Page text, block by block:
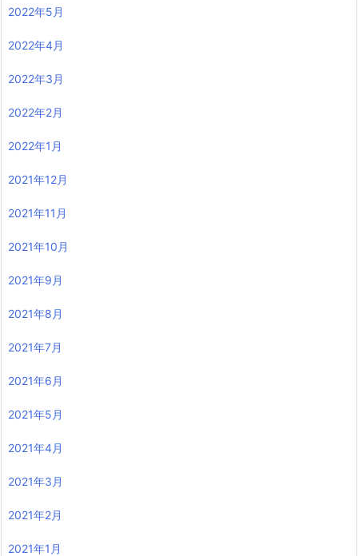
2022年5月
2022年4月
2022年3月
2022年2月
2022年1月
2021年12月
2021年11月
2021年10月
2021年9月
2021年8月
2021年7月
2021年6月
2021年5月
2021年4月
2021年3月
2021年2月
2021年1月